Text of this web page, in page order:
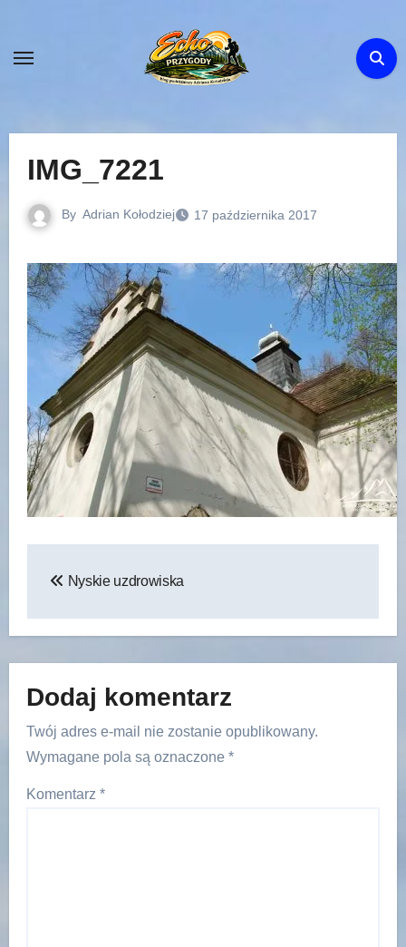
content
IMG_7221
By Adrian Kołodziej 17 października 2017
wpisu
Nyskie uzdrowiska
Dodaj komentarz
Twój adres e-mail nie zostanie opublikowany.
Wymagane pola są oznaczone *
Komentarz *